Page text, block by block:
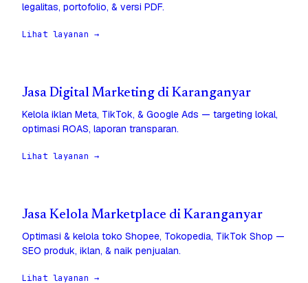
legalitas, portofolio, & versi PDF.
Lihat layanan →
Jasa Digital Marketing di Karanganyar
Kelola iklan Meta, TikTok, & Google Ads — targeting lokal,
optimasi ROAS, laporan transparan.
Lihat layanan →
Jasa Kelola Marketplace di Karanganyar
Optimasi & kelola toko Shopee, Tokopedia, TikTok Shop —
SEO produk, iklan, & naik penjualan.
Lihat layanan →